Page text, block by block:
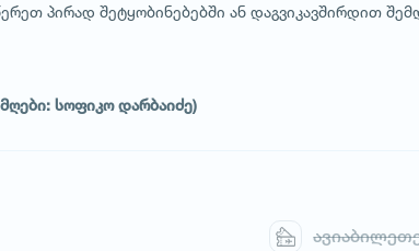
პირად შეტყობინებებში ან დაგვიკავშირდით
სოფიკო დარბაიძე​)